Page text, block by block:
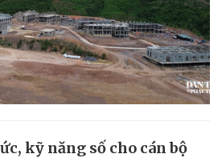
kỹ năng số cho cán bộ